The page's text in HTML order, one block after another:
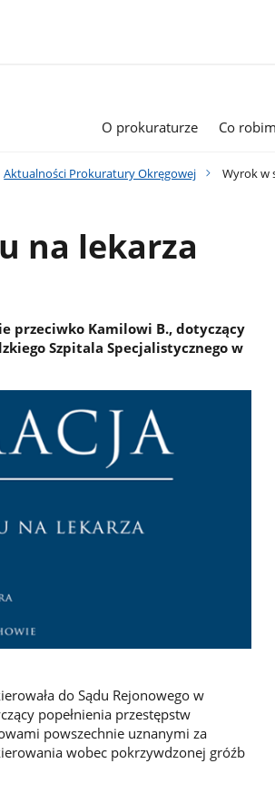
O prokuraturze Co
Aktualności Prokuratury Okręgowej Wyrok w
na lekarza
przeciwko Kamilowi B., dotyczący
Szpitala Specjalistycznego w
do Sądu Rejonowego w
popełnienia przestępstw
powszechnie uznanymi za
wobec pokrzywdzonej gróźb